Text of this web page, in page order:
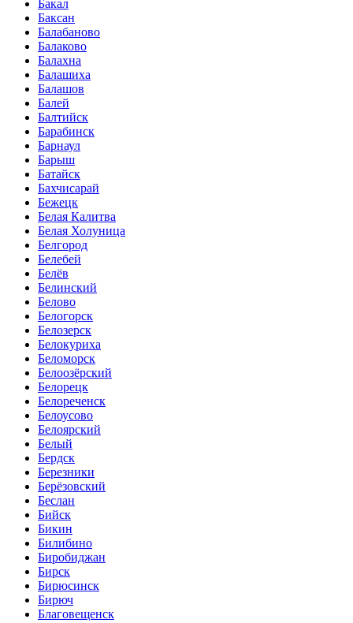
Бакал
Баксан
Балабаново
Балаково
Балахна
Балашиха
Балашов
Балей
Балтийск
Барабинск
Барнаул
Барыш
Батайск
Бахчисарай
Бежецк
Белая Калитва
Белая Холуница
Белгород
Белебей
Белёв
Белинский
Белово
Белогорск
Белозерск
Белокуриха
Беломорск
Белоозёрский
Белорецк
Белореченск
Белоусово
Белоярский
Белый
Бердск
Березники
Берёзовский
Беслан
Бийск
Бикин
Билибино
Биробиджан
Бирск
Бирюсинск
Бирюч
Благовещенск